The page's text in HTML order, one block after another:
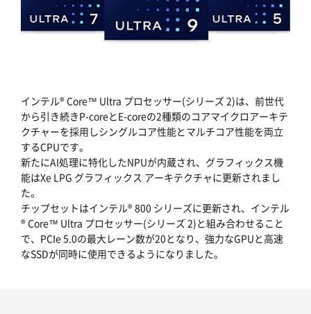
インテル® Core™ Ultra プロセッサー(シリーズ 2)は、前世代
から引き続きP-coreとE-coreの2種類のコアマイクロアーキテ
クチャーを採用しシングルコア性能とマルチコア性能を両立
するCPUです。
新たにAI処理に特化したNPUが内蔵され、グラフィックス機
能はXe LPG グラフィックス アーキテクチャに更新されまし
た。
チップセットはインテル® 800 シリーズに更新され、インテル
® Core™ Ultra プロセッサー(シリーズ 2)と組み合わせること
で、PCIe 5.0の最大レーン数が20となり、強力なGPUと高速
なSSDが同時に使用できるようになりました。